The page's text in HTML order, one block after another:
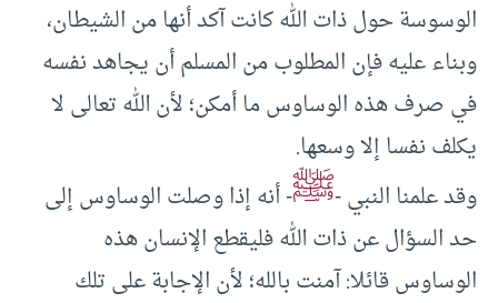
الوسوسة حول ذات الله كانت آكد أنها من الشيطان،
وبناء عليه فإن المطلوب من المسلم أن يجاهد نفسه
في صرف هذه الوساوس ما أمكن؛ لأن الله تعالى لا
يكلف نفسا إلا وسعها.
وقد علمنا النبي -ﷺ- أنه إذا وصلت الوساوس إلى
حد السؤال عن ذات الله فليقطع الإنسان هذه
الوساوس قائلا: آمنت بالله؛ لأن الإجابة على تلك